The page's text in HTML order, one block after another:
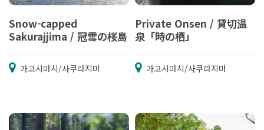
Snow-capped
Sakurajjima / 冠雪の桜島
가고시마시/사쿠라지마
Private Onsen / 貸切温
泉「時の栖」
가고시마시/사쿠라지마